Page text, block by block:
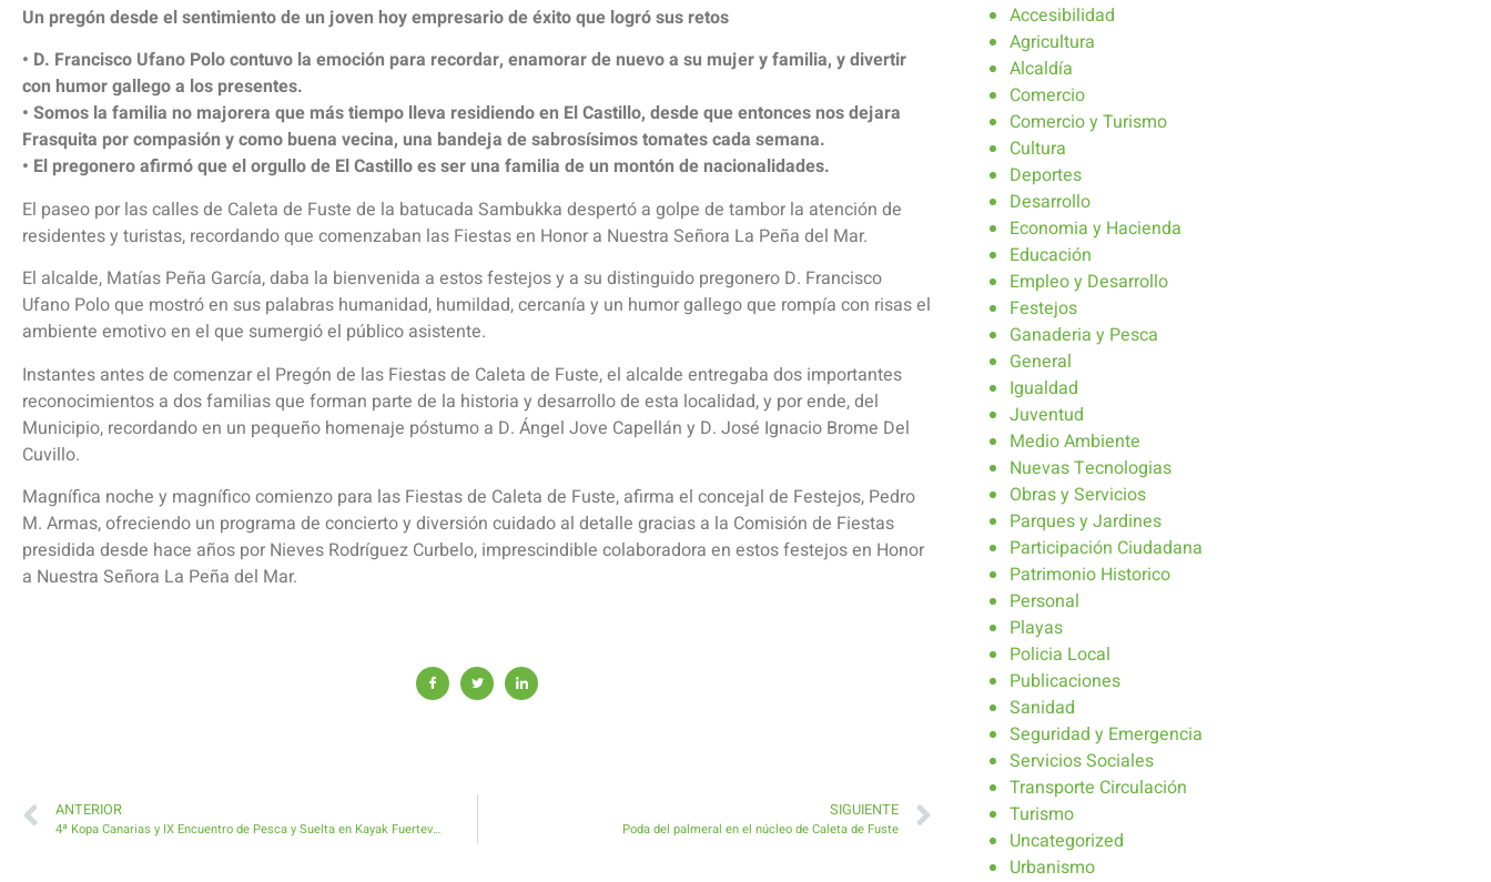
Un pregón desde el sentimiento de un joven hoy empresario de éxito que logró sus retos
• D. Francisco Ufano Polo contuvo la emoción para recordar, enamorar de nuevo a su mujer y familia, y divertir
con humor gallego a los presentes.
• Somos la familia no majorera que más tiempo lleva residiendo en El Castillo, desde que entonces nos dejara
Frasquita por compasión y como buena vecina, una bandeja de sabrosísimos tomates cada semana.
• El pregonero afirmó que el orgullo de El Castillo es ser una familia de un montón de nacionalidades.
El paseo por las calles de Caleta de Fuste de la batucada Sambukka despertó a golpe de tambor la atención de
residentes y turistas, recordando que comenzaban las Fiestas en Honor a Nuestra Señora La Peña del Mar.
El alcalde, Matías Peña García, daba la bienvenida a estos festejos y a su distinguido pregonero D. Francisco
Ufano Polo que mostró en sus palabras humanidad, humildad, cercanía y un humor gallego que rompía con risas el
ambiente emotivo en el que sumergió el público asistente.
Instantes antes de comenzar el Pregón de las Fiestas de Caleta de Fuste, el alcalde entregaba dos importantes
reconocimientos a dos familias que forman parte de la historia y desarrollo de esta localidad, y por ende, del
Municipio, recordando en un pequeño homenaje póstumo a D. Ángel Jove Capellán y D. José Ignacio Brome Del
Cuvillo.
Magnífica noche y magnífico comienzo para las Fiestas de Caleta de Fuste, afirma el concejal de Festejos, Pedro
M. Armas, ofreciendo un programa de concierto y diversión cuidado al detalle gracias a la Comisión de Fiestas
presidida desde hace años por Nieves Rodríguez Curbelo, imprescindible colaboradora en estos festejos en Honor
a Nuestra Señora La Peña del Mar.
ANTERIOR
4ª Kopa Canarias y IX Encuentro de Pesca y Suelta en Kayak Fuerteventura en Caleta de Fuste
SIGUIENTE
Poda del palmeral en el núcleo de Caleta de Fuste
Accesibilidad
Agricultura
Alcaldía
Comercio
Comercio y Turismo
Cultura
Deportes
Desarrollo
Economia y Hacienda
Educación
Empleo y Desarrollo
Festejos
Ganaderia y Pesca
General
Igualdad
Juventud
Medio Ambiente
Nuevas Tecnologias
Obras y Servicios
Parques y Jardines
Participación Ciudadana
Patrimonio Historico
Personal
Playas
Policia Local
Publicaciones
Sanidad
Seguridad y Emergencia
Servicios Sociales
Transporte Circulación
Turismo
Uncategorized
Urbanismo